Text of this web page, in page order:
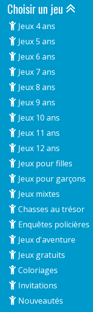
Choisir un jeu
Jeux 4 ans
Jeux 5 ans
Jeux 6 ans
Jeux 7 ans
Jeux 8 ans
Jeux 9 ans
Jeux 10 ans
Jeux 11 ans
Jeux 12 ans
Jeux pour filles
Jeux pour garçons
Jeux mixtes
Chasses au trésor
Enquêtes policières
Jeux d'aventure
Jeux gratuits
Coloriages
Invitations
Nouveautés